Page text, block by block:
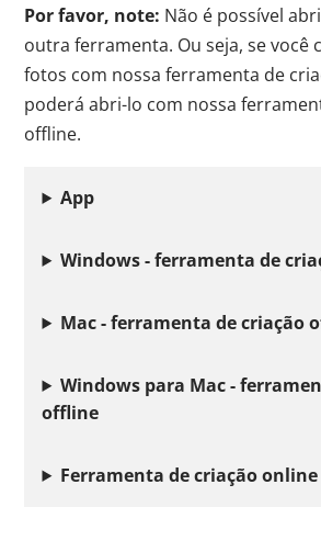
Por favor, note: Não é possível
outra ferramenta. Ou seja, se você
fotos com nossa ferramenta de
poderá abri-lo com nossa
offline.
App
Windows - ferramenta de
Mac - ferramenta de criação
Windows para Mac -
offline
Ferramenta de criação online